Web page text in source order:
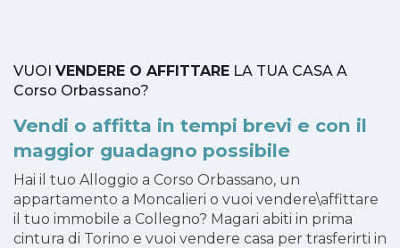
VUOI VENDERE O AFFITTARE LA TUA CASA A
Corso Orbassano?
Vendi o affitta in tempi brevi e con il
maggior guadagno possibile
Hai il tuo Alloggio a Corso Orbassano, un
appartamento a Moncalieri o vuoi vendere\affittare
il tuo immobile a Collegno? Magari abiti in prima
cintura di Torino e vuoi vendere casa per trasferirti in